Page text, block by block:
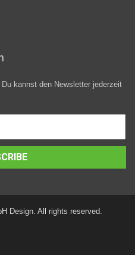
kannst den Newsletter jederzeit
Design. All rights reserved.